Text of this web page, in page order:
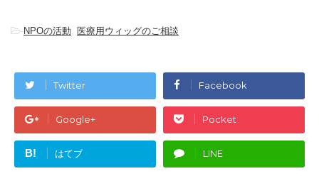
-NPOの活動 医療用ウィッグのご相談
Twitter Facebook
Google+ Pocket
B! はてブ LINE